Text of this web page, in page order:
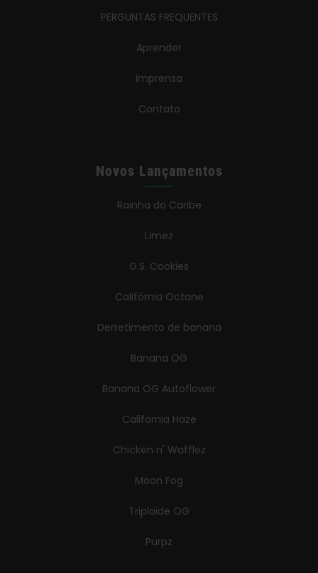
PERGUNTAS FREQUENTES
Aprender
Imprensa
Contato
Novos Lançamentos
Rainha do Caribe
Limez
G.S. Cookies
Califórnia Octane
Derretimento de banana
Banana OG
Banana OG Autoflower
California Haze
Chicken n' Wafflez
Moon Fog
Triploide OG
Purpz